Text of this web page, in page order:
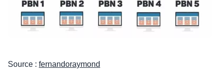
Source : fernandoraymond